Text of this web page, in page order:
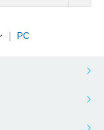
｜ PC